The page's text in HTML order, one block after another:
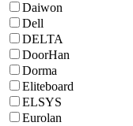
Daiwon
Dell
DELTA
DoorHan
Dorma
Eliteboard
ELSYS
Eurolan